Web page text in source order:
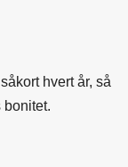
hvert år,
bonitet.